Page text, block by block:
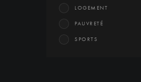
LOGEMENT
PAUVRETÉ
SPORTS